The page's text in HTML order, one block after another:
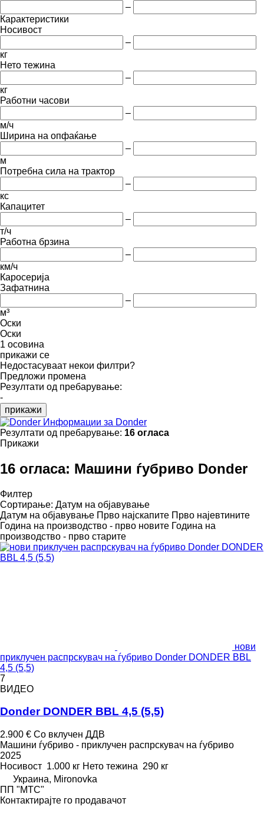
–
Карактеристики
Носивост
–
кг
Нето тежина
–
кг
Работни часови
–
м/ч
Ширина на опфаќање
–
м
Потребна сила на трактор
–
кс
Капацитет
–
т/ч
Работна брзина
–
км/ч
Каросерија
Зафатнина
–
м³
Оски
Оски
1 осовина
прикажи се
Недостасуваат некои филтри?
Предложи промена
Резултати од пребарување:
-
прикажи
Информации за Donder
Резултати од пребарување: 16 огласа
Прикажи
16 огласа: Машини ѓубриво Donder
Филтер
Сортирање: Датум на објавување
Датум на објавување Прво најскапите Прво најевтините
Година на производство - прво новите Година на
производство - прво старите
нови
приклучен распрскувач на ѓубриво Donder DONDER BBL
4,5 (5,5)
7
ВИДЕО
Donder DONDER BBL 4,5 (5,5)
2.900 € Со вклучен ДДВ
Машини ѓубриво - приклучен распрскувач на ѓубриво
2025
Носивост 1.000 кг Нето тежина 290 кг
Украина, Mironovka
ПП "МТС"
Контактирајте го продавачот